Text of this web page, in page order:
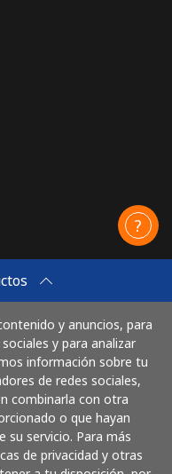
y anuncios, para
y para analizar
información sobre tu
de redes sociales,
combinarla con otra
o que hayan
su servicio. Para más
de privacidad y otras